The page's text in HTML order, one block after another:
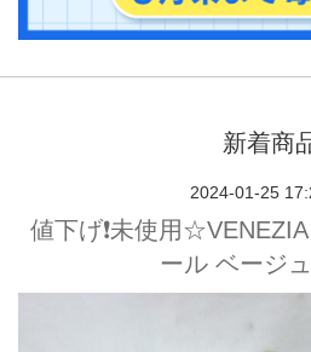
新着商
2024-01-25
値下げ❗️未使用
ール ベージ